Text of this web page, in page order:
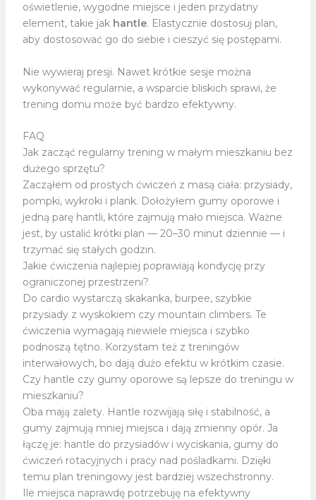
oświetlenie, wygodne miejsce i jeden przydatny
element, takie jak hantle. Elastycznie dostosuj plan,
aby dostosować go do siebie i cieszyć się postępami.
Nie wywieraj presji. Nawet krótkie sesje można
wykonywać regularnie, a wsparcie bliskich sprawi, że
trening domu może być bardzo efektywny.
FAQ
Jak zacząć regularny trening w małym mieszkaniu bez
dużego sprzętu?
Zacząłem od prostych ćwiczeń z masą ciała: przysiady,
pompki, wykroki i plank. Dołożyłem gumy oporowe i
jedną parę hantli, które zajmują mało miejsca. Ważne
jest, by ustalić krótki plan — 20–30 minut dziennie — i
trzymać się stałych godzin.
Jakie ćwiczenia najlepiej poprawiają kondycję przy
ograniczonej przestrzeni?
Do cardio wystarczą skakanka, burpee, szybkie
przysiady z wyskokiem czy mountain climbers. Te
ćwiczenia wymagają niewiele miejsca i szybko
podnoszą tętno. Korzystam też z treningów
interwałowych, bo dają dużo efektu w krótkim czasie.
Czy hantle czy gumy oporowe są lepsze do treningu w
mieszkaniu?
Oba mają zalety. Hantle rozwijają siłę i stabilność, a
gumy zajmują mniej miejsca i dają zmienny opór. Ja
łączę je: hantle do przysiadów i wyciskania, gumy do
ćwiczeń rotacyjnych i pracy nad pośladkami. Dzięki
temu plan treningowy jest bardziej wszechstronny.
Ile miejsca naprawdę potrzebuję na efektywny